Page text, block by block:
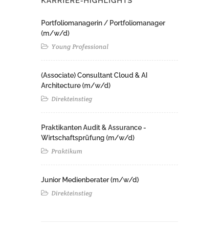
Portfoliomanagerin / Portfoliomanager
(m/w/d)
Young Professional
(Associate) Consultant Cloud & AI
Architecture (m/w/d)​ ​
Direkteinstieg
Praktikanten Audit & Assurance -
Wirtschaftsprüfung (m/w/d)
Praktikum
Junior Medienberater (m/w/d)
Direkteinstieg